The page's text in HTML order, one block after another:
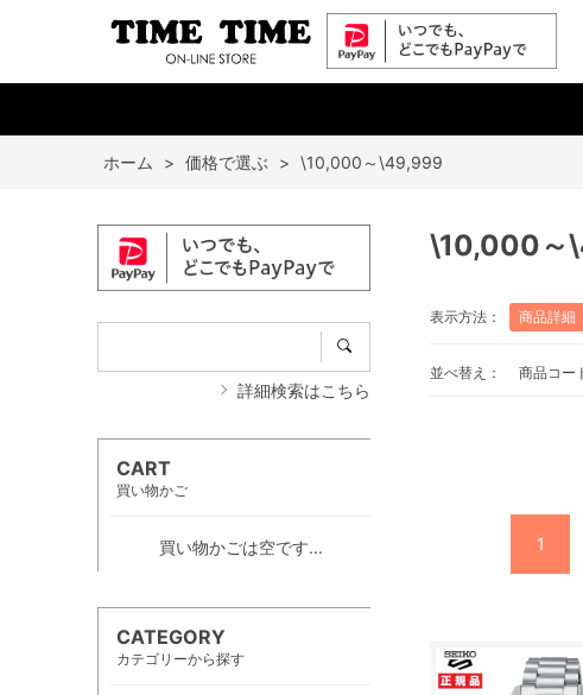
ホーム > 価格で選ぶ > \10,000～\49,999
詳細検索はこちら
CART
買い物かご
買い物かごは空です...
CATEGORY
カテゴリーから探す
\10,000～
表示方法： 商品詳細
並べ替え： 商品コー
1